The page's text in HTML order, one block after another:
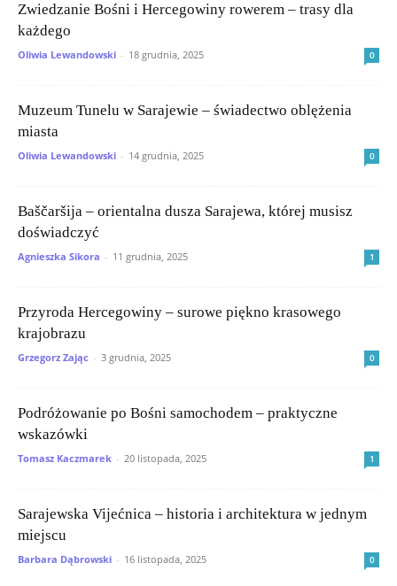
Zwiedzanie Bośni i Hercegowiny rowerem – trasy dla
każdego
Oliwia Lewandowski - 18 grudnia, 2025 0
Muzeum Tunelu w Sarajewie – świadectwo oblężenia
miasta
Oliwia Lewandowski - 14 grudnia, 2025 0
Baščaršija – orientalna dusza Sarajewa, której musisz
doświadczyć
Agnieszka Sikora - 11 grudnia, 2025 1
Przyroda Hercegowiny – surowe piękno krasowego
krajobrazu
Grzegorz Zając - 3 grudnia, 2025 0
Podróżowanie po Bośni samochodem – praktyczne
wskazówki
Tomasz Kaczmarek - 20 listopada, 2025 1
Sarajewska Vijećnica – historia i architektura w jednym
miejscu
Barbara Dąbrowski - 16 listopada, 2025 0